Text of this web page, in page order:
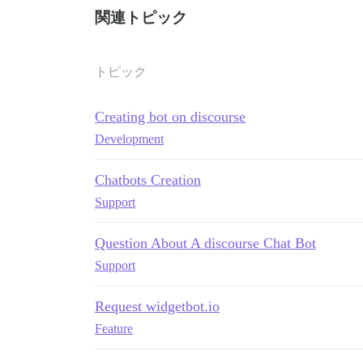
関連トピック
トピック
Creating bot on discourse
Development
Chatbots Creation
Support
Question About A discourse Chat Bot
Support
Request widgetbot.io
Feature